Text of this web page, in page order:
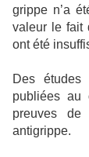
grippe n’a
valeur le fait
ont été
Des études
publiées au
preuves de
antigrippe.